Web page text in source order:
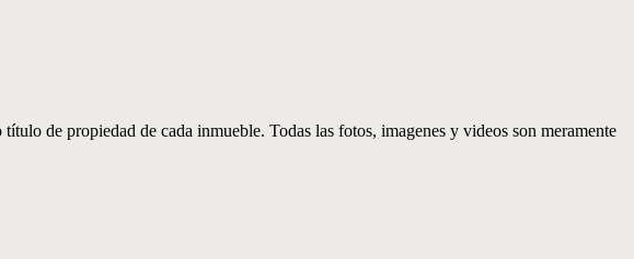
de propiedad de cada inmueble. Todas las fotos, imagenes y videos son meramente